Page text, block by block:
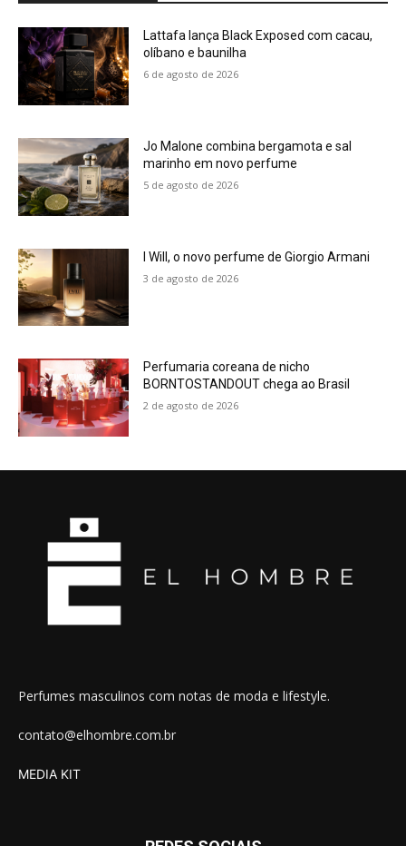
Lattafa lança Black Exposed com cacau,
olíbano e baunilha
6 de agosto de 2026
Jo Malone combina bergamota e sal
marinho em novo perfume
5 de agosto de 2026
I Will, o novo perfume de Giorgio Armani
3 de agosto de 2026
Perfumaria coreana de nicho
BORNTOSTANDOUT chega ao Brasil
2 de agosto de 2026
Perfumes masculinos com notas de moda e lifestyle.
contato@elhombre.com.br
MEDIA KIT